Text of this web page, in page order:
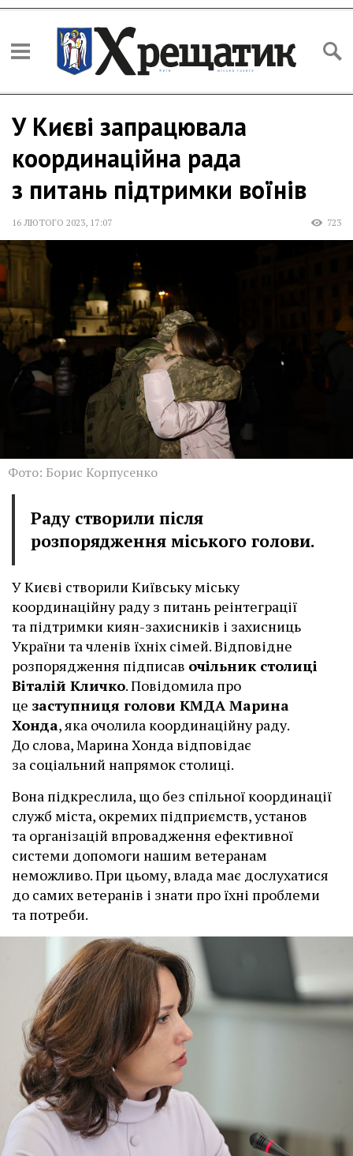
У Києві запрацювала
координаційна рада
з питань підтримки воїнів
16 ЛЮТОГО 2023, 17:07 723
Фото: Борис Корпусенко
Раду створили після
розпорядження міського голови.
У Києві створили Київську міську
координаційну раду з питань реінтеграції
та підтримки киян-захисників і захисниць
України та членів їхніх сімей. Відповідне
розпорядження підписав очільник столиці
Віталій Кличко. Повідомила про
це заступниця голови КМДА Марина
Хонда, яка очолила координаційну раду.
До слова, Марина Хонда відповідає
за соціальний напрямок столиці.
Вона підкреслила, що без спільної координації
служб міста, окремих підприємств, установ
та організацій впровадження ефективної
системи допомоги нашим ветеранам
неможливо. При цьому, влада має дослухатися
до самих ветеранів і знати про їхні проблеми
та потреби.